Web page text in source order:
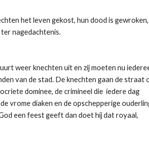
het leven gekost, hun dood is gewroken,
nagedachtenis.
weer knechten uit en zij moeten nu
van de stad. De knechten gaan de straat
dominee, de crimineel die iedere dag
vrome diaken en de opschepperige
een feest geeft dan doet hij dat royaal,